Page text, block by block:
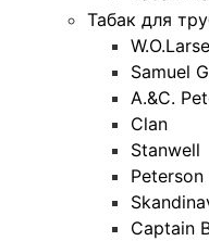
Табак для
Samuel
A.&C.
Clan
Stanwell
Peterson
Captain